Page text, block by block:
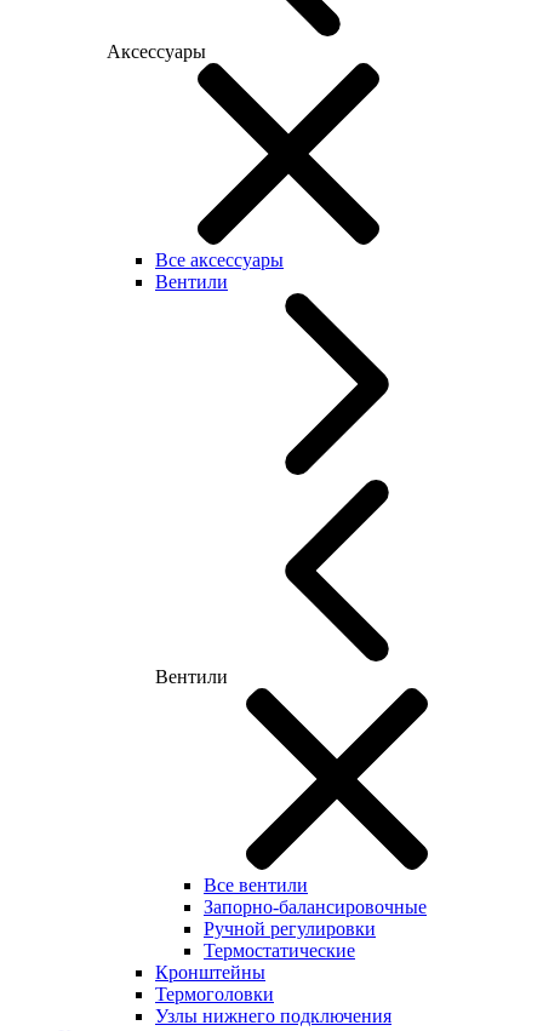
Аксессуары
Все аксессуары
Вентили
Вентили
Все вентили
Запорно-балансировочные
Ручной регулировки
Термостатические
Кронштейны
Термоголовки
Узлы нижнего подключения